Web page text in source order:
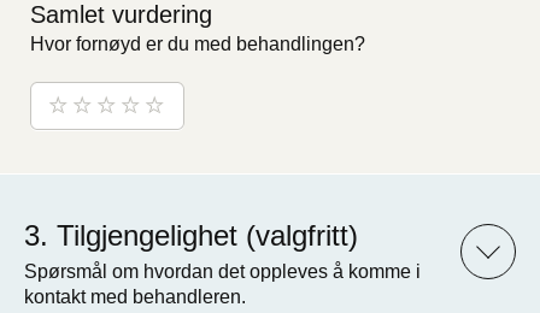
Samlet vurdering
Hvor fornøyd er du med behandlingen?
Tilgjengelighet (valgfritt)
Spørsmål om hvordan det oppleves å komme i
kontakt med behandleren.